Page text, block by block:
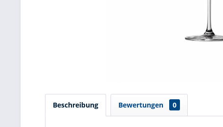
Beschreibung Bewertungen 0